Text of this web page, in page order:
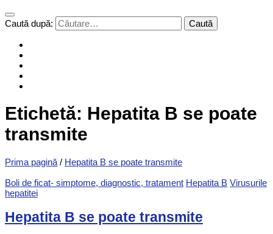
Caută după:
Etichetă: Hepatita B se poate
transmite
Prima pagină / Hepatita B se poate transmite
Boli de ficat- simptome, diagnostic, tratament Hepatita B Virusurile
hepatitei
Hepatita B se poate transmite